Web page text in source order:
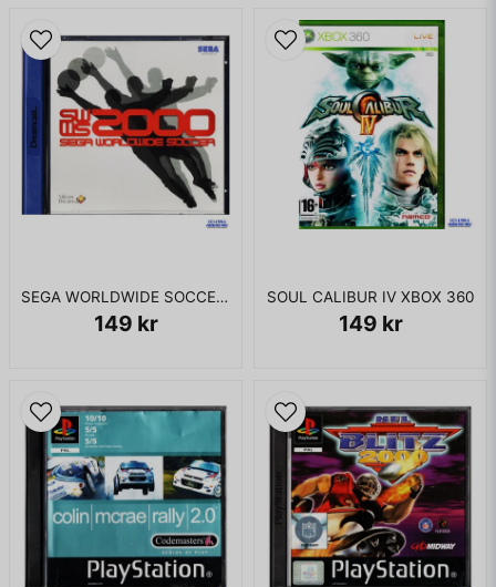
SEGA WORLDWIDE SOCCER 2000 DREAMCAST
149 kr
SOUL CALIBUR IV XBOX 360
149 kr